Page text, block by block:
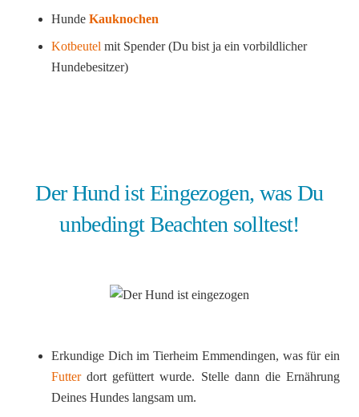
Hunde Kauknochen
Kotbeutel mit Spender (Du bist ja ein vorbildlicher
Hundebesitzer)
Der Hund ist Eingezogen, was Du
unbedingt Beachten solltest!
Erkundige Dich im Tierheim Emmendingen, was für ein
Futterdort gefüttert wurde. Stelle dann die Ernährung
Deines Hundes langsam um.